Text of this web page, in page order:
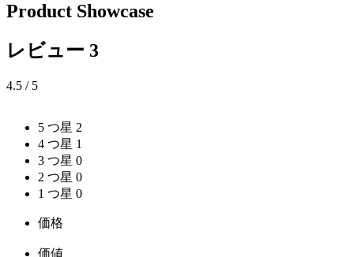
Product Showcase
レビュー 3
4.5 / 5
5 つ星 2
4 つ星 1
3 つ星 0
2 つ星 0
1 つ星 0
価格
価値